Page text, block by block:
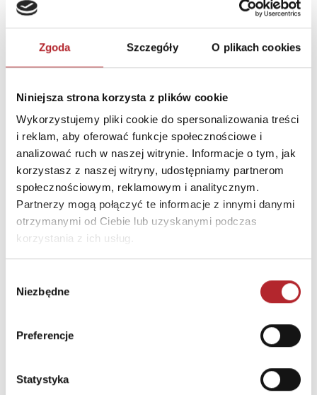
Zgoda Szczegóły O plikach cookies
Niniejsza strona korzysta z plików cookie
Wykorzystujemy pliki cookie do spersonalizowania treści
i reklam, aby oferować funkcje społecznościowe i
analizować ruch w naszej witrynie. Informacje o tym, jak
korzystasz z naszej witryny, udostępniamy partnerom
społecznościowym, reklamowym i analitycznym.
Partnerzy mogą połączyć te informacje z innymi danymi
otrzymanymi od Ciebie lub uzyskanymi podczas
korzystania z ich usług.
zgody
Niezbędne
Preferencje
Statystyka
Kod pocztowy
30-148
Miasto
Kraków
INNI KLIENCI KUPOWALI